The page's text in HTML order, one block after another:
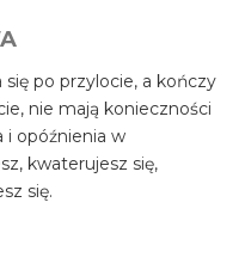
po przylocie, a kończy
nie mają konieczności
opóźnienia w
kwaterujesz się,
się.